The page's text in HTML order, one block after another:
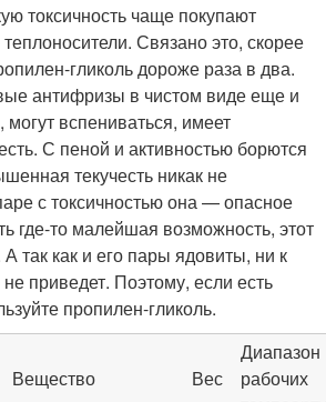
токсичность чаще покупают
Связано это, скорее
гликоль дороже раза в два.
антифризы в чистом виде еще и
вспениваться, имеет
С пеной и активностью борются
текучесть никак не
с токсичностью она — опасное
где-то малейшая возможность, этот
так как и его пары ядовиты, ни к
приведет. Поэтому, если есть
пропилен-гликоль.
Вещество Вес
Диапазон
рабочих